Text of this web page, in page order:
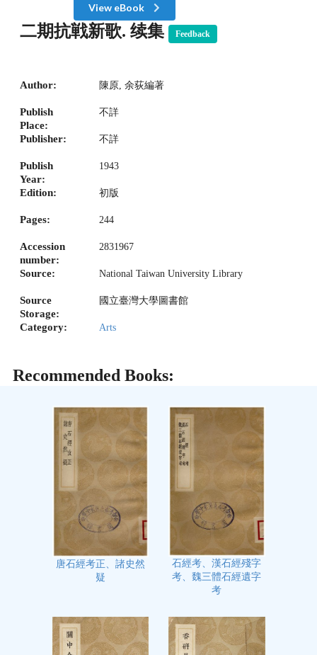
View eBook
二期抗戦新歌. 续集 Feedback
Author: 陳原, 余荻編著
Publish
Place:
不詳
Publisher: 不詳
Publish
Year:
1943
Edition: 初版
Pages: 244
Accession
number:
2831967
Source: National Taiwan University Library
Source
Storage:
國立臺灣大學圖書館
Category: Arts
Recommended Books:
唐石經考正、諸史然
疑
石經考、漢石經殘字
考、魏三體石經遺字
考